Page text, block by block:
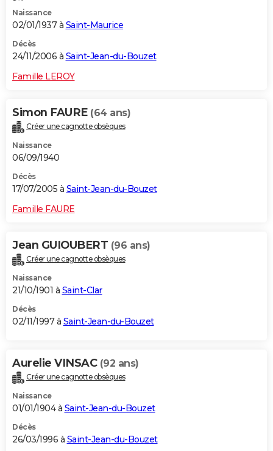
Naissance
02/01/1937 à Saint-Maurice
Décès
24/11/2006 à Saint-Jean-du-Bouzet
Famille LEROY
Simon FAURE (64 ans)
Créer une cagnotte obsèques
Naissance
06/09/1940
Décès
17/07/2005 à Saint-Jean-du-Bouzet
Famille FAURE
Jean GUIOUBERT (96 ans)
Créer une cagnotte obsèques
Naissance
21/10/1901 à Saint-Clar
Décès
02/11/1997 à Saint-Jean-du-Bouzet
Aurelie VINSAC (92 ans)
Créer une cagnotte obsèques
Naissance
01/01/1904 à Saint-Jean-du-Bouzet
Décès
26/03/1996 à Saint-Jean-du-Bouzet